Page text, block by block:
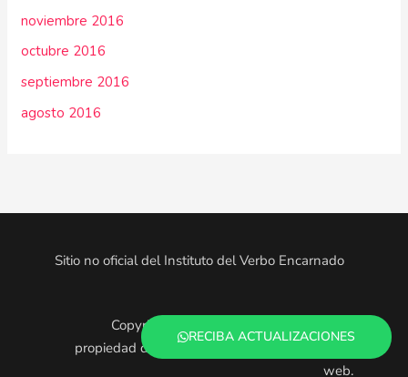
noviembre 2016
octubre 2016
septiembre 2016
agosto 2016
RECIBA ACTUALIZACIONES
Sitio no oficial del Instituto del Verbo Encarnado
Copyright © 2025. Todo el contenido es
propiedad de los administradores de este sitio
web.